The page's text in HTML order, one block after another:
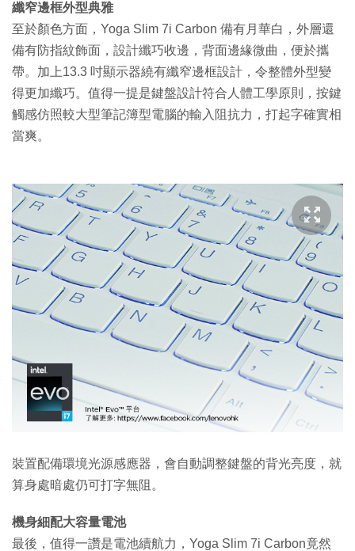
纖窄邊框外型典雅
至於顏色方面，Yoga Slim 7i Carbon 備有月華白，外層還
備有防指紋飾面，設計纖巧收邊，背面邊緣微曲，便於攜
帶。加上13.3 吋顯示器繞有纖窄邊框設計，令整體外型變
得更加纖巧。值得一提是鍵盤設計符合人體工學原則，按鍵
觸感仿照較大型筆記簿型電腦的輸入阻抗力，打起字確實相
當爽。
裝置配備環境光源感應器，會自動調整鍵盤的背光亮度，就
算身處暗處仍可打字無阻。
機身細配大容量電池
最後，值得一讚是電池續航力，Yoga Slim 7i Carbon竟然